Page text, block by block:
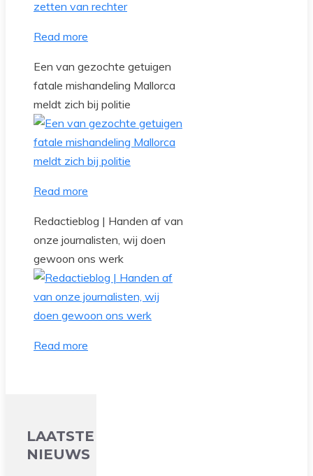
Read more
Een van gezochte getuigen
fatale mishandeling Mallorca
meldt zich bij politie
Read more
Redactieblog | Handen af van
onze journalisten, wij doen
gewoon ons werk
Read more
LAATSTE
NIEUWS